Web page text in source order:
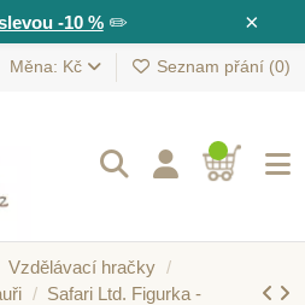
×
-10 %✏️
Měna: Kč Seznam přání (0)
Vzdělávací hračky
Safari Ltd. Figurka -